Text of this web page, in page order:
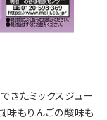
きたミックスジュー
味もりんごの酸味も